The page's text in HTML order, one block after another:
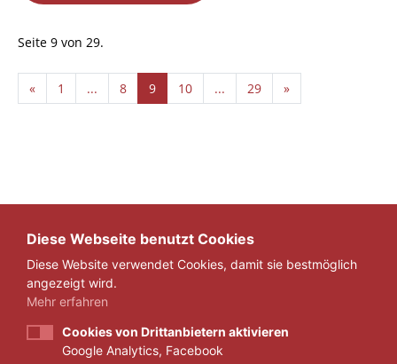
Seite 9 von 29.
« 1 ... 8 9 10 ... 29 »
Diese Webseite benutzt Cookies
Diese Website verwendet Cookies, damit sie bestmöglich
angezeigt wird.
Mehr erfahren
Cookies von Drittanbietern aktivieren
Google Analytics, Facebook